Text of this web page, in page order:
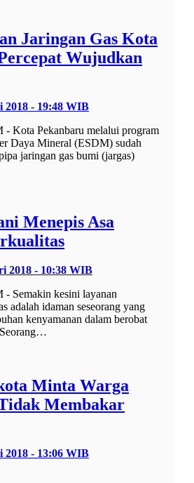
Jaringan Gas Kota
Wujudkan
2018 - 19:48 WIB
Kota Pekanbaru melalui program
Daya Mineral (ESDM) sudah
jaringan gas bumi (jargas)
Menepis Asa
2018 - 10:38 WIB
Semakin kesini layanan
adalah idaman seseorang yang
kenyamanan dalam berobat
Minta Warga
Membakar
2018 - 13:06 WIB